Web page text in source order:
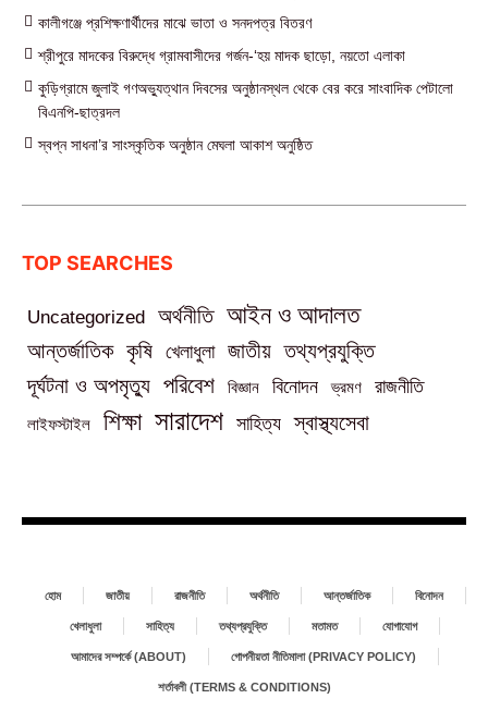
কালীগঞ্জে প্রশিক্ষণার্থীদের মাঝে ভাতা ও সনদপত্র বিতরণ
শ্রীপুরে মাদকের বিরুদ্ধে গ্রামবাসীদের গর্জন-‘হয় মাদক ছাড়ো, নয়তো এলাকা
কুড়িগ্রামে জুলাই গণঅভ্যুত্থান দিবসের অনুষ্ঠানস্থল থেকে বের করে সাংবাদিক পেটালো
বিএনপি-ছাত্রদল
স্বপ্ন সাধনা’র সাংস্কৃতিক অনুষ্ঠান মেঘলা আকাশ অনুষ্ঠিত
TOP SEARCHES
Uncategorized অর্থনীতি আইন ও আদালত
আন্তর্জাতিক কৃষি খেলাধুলা জাতীয় তথ্যপ্রযুক্তি
দূর্ঘটনা ও অপমৃত্যু পরিবেশ বিজ্ঞান বিনোদন ভ্রমণ রাজনীতি
লাইফস্টাইল শিক্ষা সারাদেশ সাহিত্য স্বাস্থ্যসেবা
হোম জাতীয় রাজনীতি অর্থনীতি আন্তর্জাতিক বিনোদন
খেলাধুলা সাহিত্য তথ্যপ্রযুক্তি মতামত যোগাযোগ
আমাদের সম্পর্কে (ABOUT) গোপনীয়তা নীতিমালা (PRIVACY POLICY)
শর্তাবলী (TERMS & CONDITIONS)